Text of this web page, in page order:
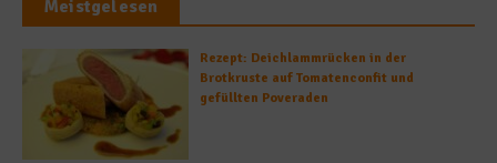
Meistgelesen
Rezept: Deichlammrücken in der
Brotkruste auf Tomatenconfit und
gefüllten Poveraden